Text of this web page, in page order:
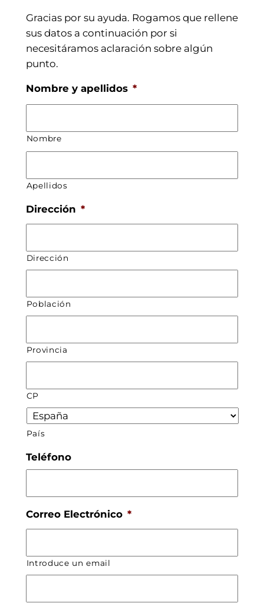
Gracias por su ayuda. Rogamos que rellene
sus datos a continuación por si
necesitáramos aclaración sobre algún
punto.
Nombre y apellidos *
Nombre
Apellidos
Dirección *
Dirección
Población
Provincia
CP
País
Teléfono
Correo Electrónico *
Introduce un email